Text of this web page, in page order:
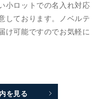
小ロットでの名入れ対応
しております。ノベルテ
け可能ですのでお気軽に
を見る